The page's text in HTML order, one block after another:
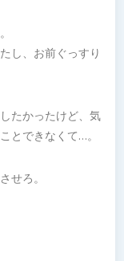
し、お前ぐっすり
たかったけど、気
とできなくて…。
せろ。